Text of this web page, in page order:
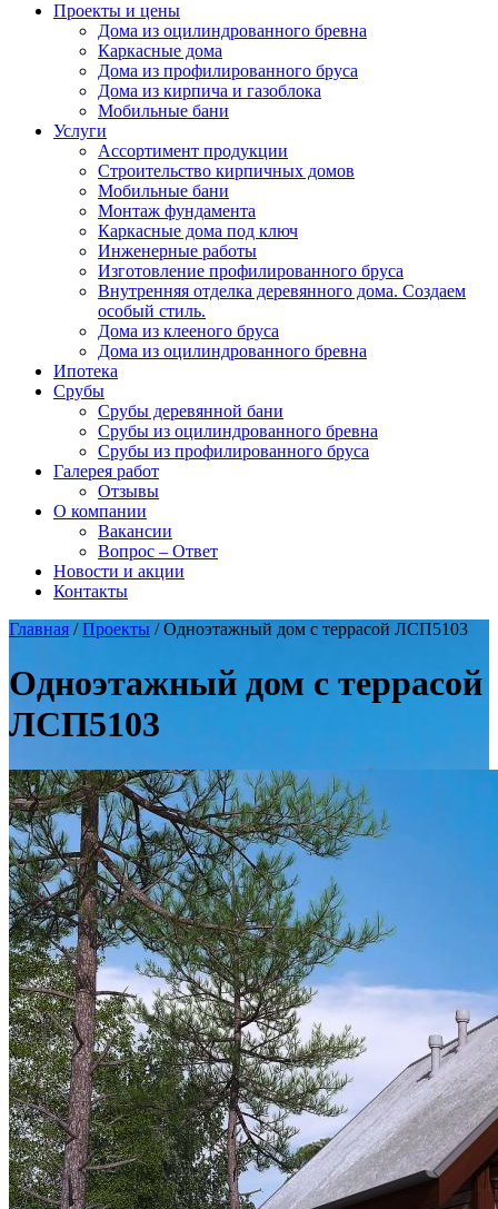
Проекты и цены
Дома из оцилиндрованного бревна
Каркасные дома
Дома из профилированного бруса
Дома из кирпича и газоблока
Мобильные бани
Услуги
Ассортимент продукции
Строительство кирпичных домов
Мобильные бани
Монтаж фундамента
Каркасные дома под ключ
Инженерные работы
Изготовление профилированного бруса
Внутренняя отделка деревянного дома. Создаем
особый стиль.
Дома из клееного бруса
Дома из оцилиндрованного бревна
Ипотека
Срубы
Срубы деревянной бани
Срубы из оцилиндрованного бревна
Срубы из профилированного бруса
Галерея работ
Отзывы
О компании
Вакансии
Вопрос – Ответ
Новости и акции
Контакты
Главная / Проекты / Одноэтажный дом с террасой ЛСП5103
Одноэтажный дом с террасой
ЛСП5103